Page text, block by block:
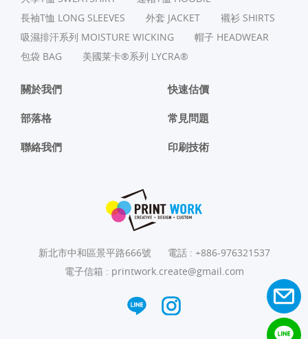
長袖T恤 LONG SLEEVES
外套 JACKET
襯衫 SHIRTS
吸濕排汗系列 MOISTURE WICKING
帽子 HEADWEAR
包袋 BAG
美國莱卡®系列 LYCRA®
關於我們 快速估價
部落格 常見問題
聯絡我們 印刷技術
新北市中和區景平路666號 電話 : +886-976321537
電子信箱 : printwork.create@gmail.com